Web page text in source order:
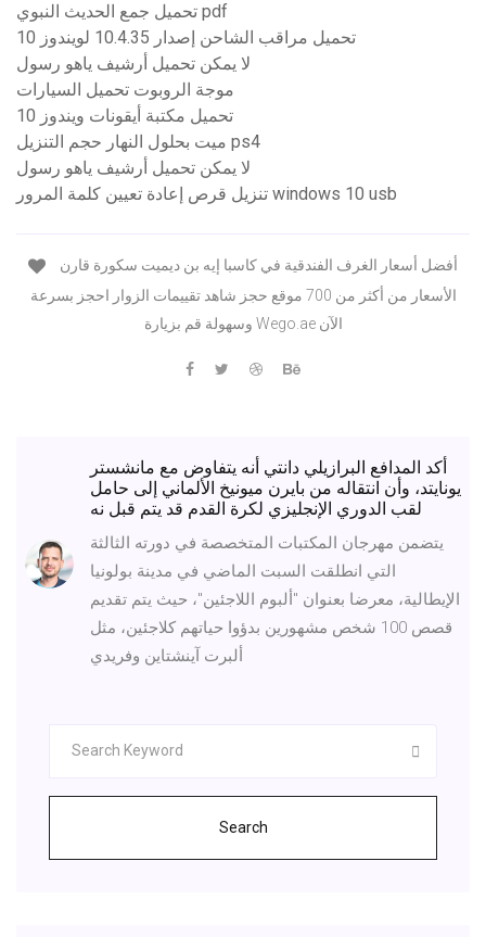
تحميل جمع الحديث النبوي pdf
تحميل مراقب الشاحن إصدار 10.4.35 لويندوز 10
لا يمكن تحميل أرشيف ياهو رسول
موجة الروبوت تحميل السيارات
تحميل مكتبة أيقونات ويندوز 10
ميت بحلول النهار حجم التنزيل ps4
لا يمكن تحميل أرشيف ياهو رسول
تنزيل قرص إعادة تعيين كلمة المرور windows 10 usb
الأسعار من أكثر من 700 موقع حجز شاهد تقييمات الزوار احجز بسرعة
وسهولة قم بزيارة Wego.ae الآن
أكد المدافع البرازيلي دانتي أنه يتفاوض مع مانشستر
يونايتد، وأن انتقاله من بايرن ميونيخ الألماني إلى حامل
لقب الدوري الإنجليزي لكرة القدم قد يتم قبل نه
يتضمن مهرجان المكتبات المتخصصة في دورته الثالثة
التي انطلقت السبت الماضي في مدينة بولونيا
الإيطالية، معرضا بعنوان "ألبوم اللاجئين"، حيث يتم تقديم
قصص 100 شخص مشهورين بدؤوا حياتهم كلاجئين، مثل
ألبرت آينشتاين وفريدي
Search